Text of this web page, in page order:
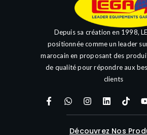
Depuis sa création en 1998,
positionnée comme un leader
marocain en proposant des
de qualité pour répondre aux
clients
Découvrez Nos